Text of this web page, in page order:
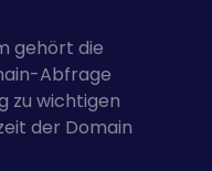
gehört die
Abfrage
zu wichtigen
der Domain